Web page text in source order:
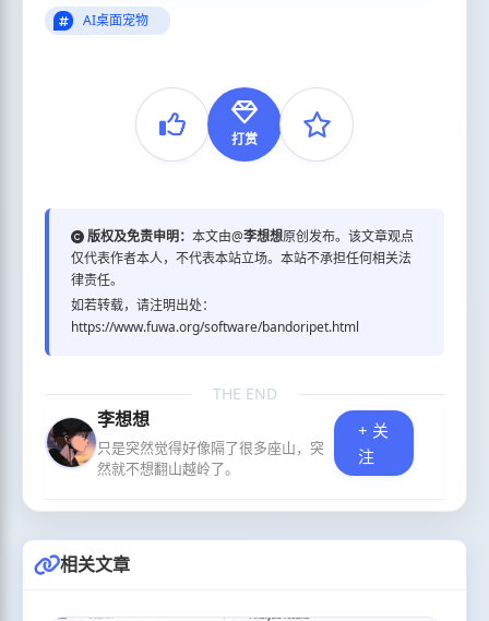
AI桌面宠物
打赏
版权及免责申明： 本文由@李想想原创发布。该文章观点
仅代表作者本人，不代表本站立场。本站不承担任何相关法
律责任。
如若转载，请注明出处：
https://www.fuwa.org/software/bandoripet.html
THE END
李想想
只是突然觉得好像隔了很多座山，突
然就不想翻山越岭了。
+ 关
注
相关文章